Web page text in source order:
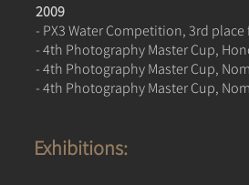
2009
- PX3 Water Competition, 3rd
- 4th Photography Master Cup,
- 4th Photography Master Cup,
- 4th Photography Master Cup,
Exhibitions: